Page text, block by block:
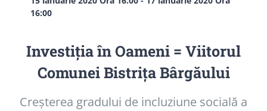
16:00
Investiția în Oameni = Viitorul
Comunei Bistrița Bârgăului
Creșterea gradului de incluziune socială a